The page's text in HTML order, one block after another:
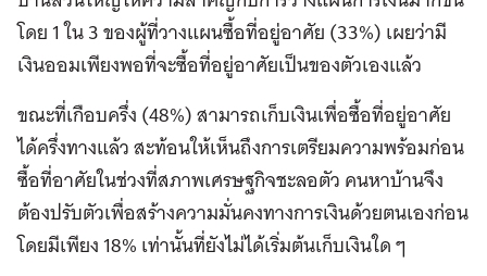
โดย 1 ใน 3 ของผู้ที่วางแผนซื้อที่อยู่อาศัย (33%) เผยว่ามี
เงินออมเพียงพอที่จะซื้อที่อยู่อาศัยเป็นของตัวเองแล้ว
ขณะที่เกือบครึ่ง (48%) สามารถเก็บเงินเพื่อซื้อที่อยู่อาศัย
ได้ครึ่งทางแล้ว สะท้อนให้เห็นถึงการเตรียมความพร้อมก่อน
ซื้อที่อาศัยในช่วงที่สภาพเศรษฐกิจชะลอตัว คนหาบ้านจึง
ต้องปรับตัวเพื่อสร้างความมั่นคงทางการเงินด้วยตนเองก่อน
โดยมีเพียง 18% เท่านั้นที่ยังไม่ได้เริ่มต้นเก็บเงินใด ๆ